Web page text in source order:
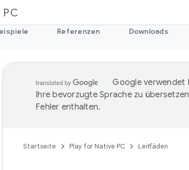
PC
Referenzen Downloads
Google verwendet
Ihre bevorzugte Sprache zu
Fehler enthalten.
Startseite Play for Native PC Leitfäden